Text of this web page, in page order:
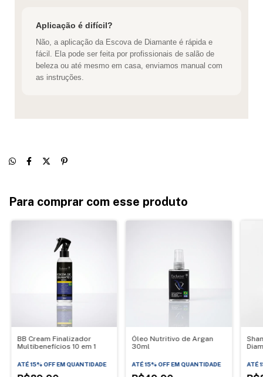
Aplicação é difícil?
Não, a aplicação da Escova de Diamante é rápida e
fácil. Ela pode ser feita por profissionais de salão de
beleza ou até mesmo em casa, enviamos manual com
as instruções.
Para comprar com esse produto
BB Cream Finalizador
Multibenefícios 10 em 1
ATÉ 15% OFFEM QUANTIDADE
Óleo Nutritivo de Argan
30ml
ATÉ 15% OFFEM QUANTIDADE ATÉ